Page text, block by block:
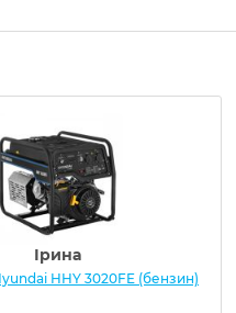
Ірина
HHY 3020FE (бензин)